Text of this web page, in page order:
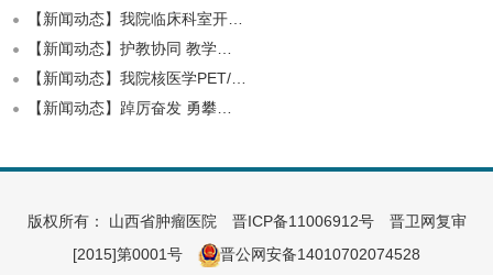
【新闻动态】我院临床科室开…
【新闻动态】护教协同 教学…
【新闻动态】我院核医学PET/…
【新闻动态】踔厉奋发 勇攀…
版权所有： 山西省肿瘤医院 晋ICP备11006912号晋卫网复审
[2015]第0001号
晋公网安备14010702074528